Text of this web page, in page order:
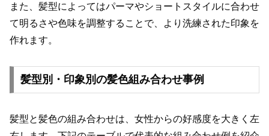
また、髪型によってはパーマやショートスタイルに合わせ
て明るさや色味を調整することで、より洗練された印象を
作れます。
髪型別・印象別の髪色組み合わせ事例
髪型と髪色の組み合わせは、女性からの好感度を大きく左